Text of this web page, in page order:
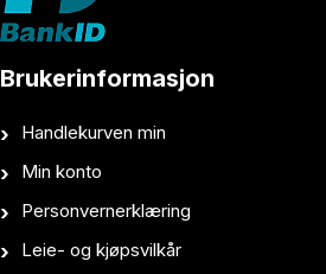
Brukerinformasjon
Handlekurven min
Min konto
Personvernerklæring
Leie- og kjøpsvilkår